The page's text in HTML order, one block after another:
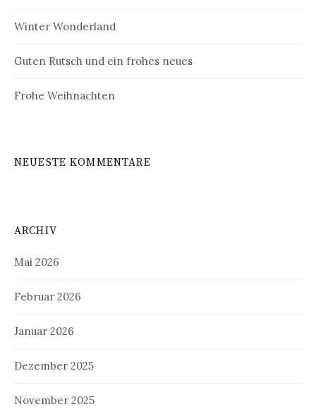
Winter Wonderland
Guten Rutsch und ein frohes neues
Frohe Weihnachten
NEUESTE KOMMENTARE
ARCHIV
Mai 2026
Februar 2026
Januar 2026
Dezember 2025
November 2025